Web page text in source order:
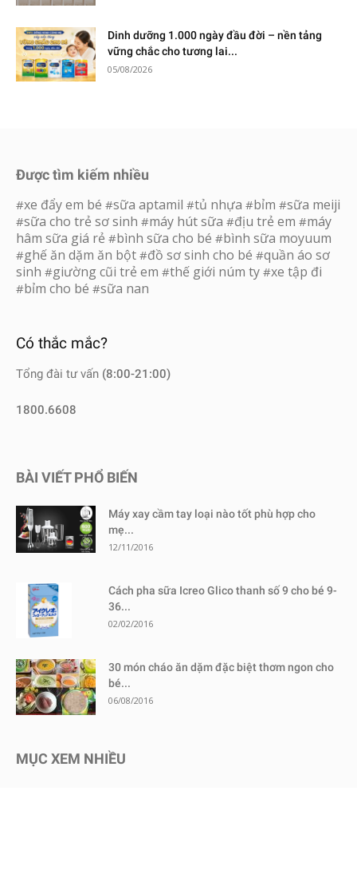
Dinh dưỡng 1.000 ngày đầu đời – nền tảng
vững chắc cho tương lai...
05/08/2026
Được tìm kiếm nhiều
#xe đẩy em bé #sữa aptamil #tủ nhựa #bỉm #sữa meiji
#sữa cho trẻ sơ sinh #máy hút sữa #địu trẻ em #máy
hâm sữa giá rẻ #bình sữa cho bé #bình sữa moyuum
#ghế ăn dặm ăn bột #đồ sơ sinh cho bé #quần áo sơ
sinh #giường cũi trẻ em #thế giới núm ty #xe tập đi
#bỉm cho bé #sữa nan
Có thắc mắc?
Tổng đài tư vấn (8:00-21:00)
1800.6608
BÀI VIẾT PHỔ BIẾN
Máy xay cầm tay loại nào tốt phù hợp cho
mẹ...
12/11/2016
Cách pha sữa Icreo Glico thanh số 9 cho bé 9-
36...
02/02/2016
30 món cháo ăn dặm đặc biệt thơm ngon cho
bé...
06/08/2016
MỤC XEM NHIỀU